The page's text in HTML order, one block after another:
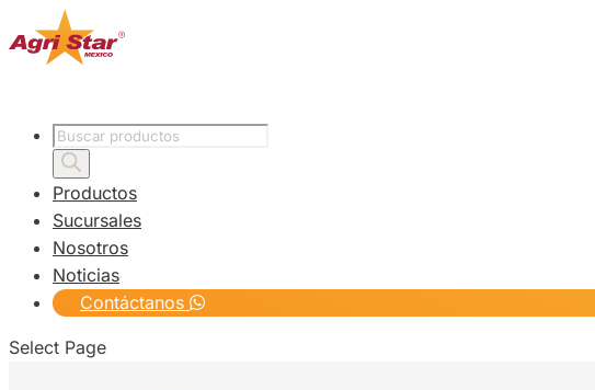
Products
search
Productos
Sucursales
Nosotros
Noticias
Contáctanos
Select Page